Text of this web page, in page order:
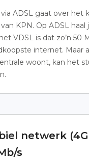
ADSL gaat over het
KPN. Op ADSL haal
VDSL is dat zo’n 50
internet. Maar
woont, kan het
netwerk
s